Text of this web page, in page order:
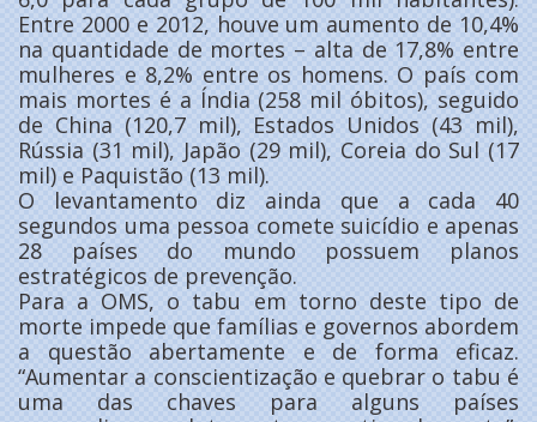
Entre 2000 e 2012, houve um aumento de 10,4%
na quantidade de mortes – alta de 17,8% entre
mulheres e 8,2% entre os homens. O país com
mais mortes é a Índia (258 mil óbitos), seguido
de China (120,7 mil), Estados Unidos (43 mil),
Rússia (31 mil), Japão (29 mil), Coreia do Sul (17
mil) e Paquistão (13 mil).
O levantamento diz ainda que a cada 40
segundos uma pessoa comete suicídio e apenas
28 países do mundo possuem planos
estratégicos de prevenção.
Para a OMS, o tabu em torno deste tipo de
morte impede que famílias e governos abordem
a questão abertamente e de forma eficaz.
“Aumentar a conscientização e quebrar o tabu é
uma das chaves para alguns países